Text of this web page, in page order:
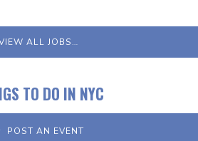
ALL JOBS…
TO DO IN NYC
POST AN EVENT